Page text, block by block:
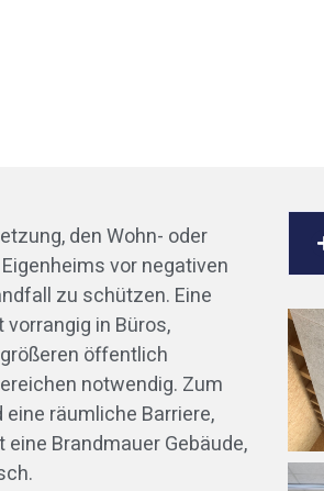
den Wohn- oder
vor negativen
zu schützen. Eine
in Büros,
öffentlich
notwendig. Zum
räumliche Barriere,
Brandmauer Gebäude,